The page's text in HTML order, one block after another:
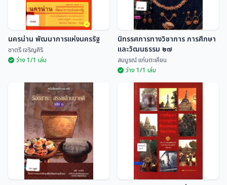
นครน่าน พัฒนาการแห่งนครรัฐ
ชาตรี เจริญศิริ
นครน่าน พัฒนาการแห่งนครรัฐ
ชาตรี เจริญศิริ
ว่าง 1/1 เล่ม
นิทรรศการทางวิชาการ การศึกษา
และวัฒนธรรม ๒๗
สมบูรณ์ แก่นตะเคียน
นิทรรศการทางวิชาการ การศึกษา
และวัฒนธรรม ๒๗
สมบูรณ์ แก่นตะเคียน
ว่าง 1/1 เล่ม